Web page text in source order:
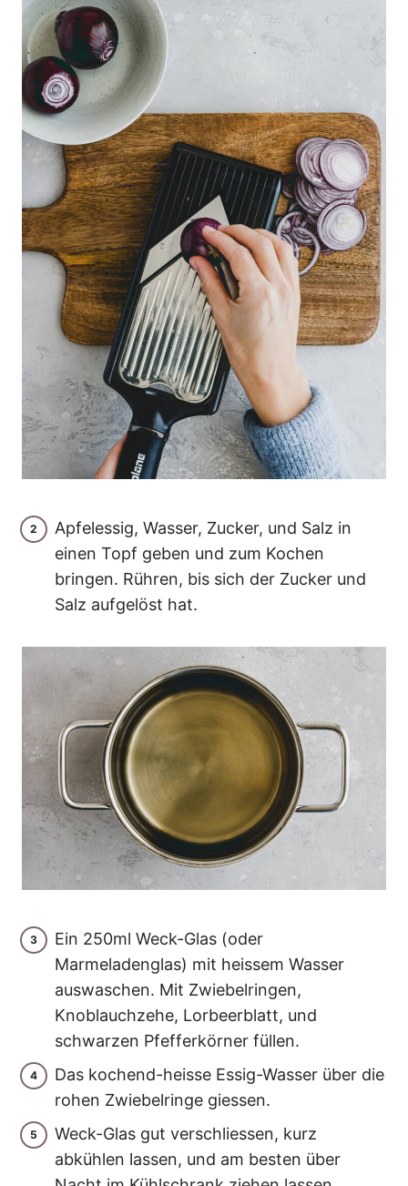
Apfelessig, Wasser, Zucker, und Salz in
einen Topf geben und zum Kochen
bringen. Rühren, bis sich der Zucker und
Salz aufgelöst hat.
Ein 250ml Weck-Glas (oder
Marmeladenglas) mit heissem Wasser
auswaschen. Mit Zwiebelringen,
Knoblauchzehe, Lorbeerblatt, und
schwarzen Pfefferkörner füllen.
Das kochend-heisse Essig-Wasser über die
rohen Zwiebelringe giessen.
Weck-Glas gut verschliessen, kurz
abkühlen lassen, und am besten über